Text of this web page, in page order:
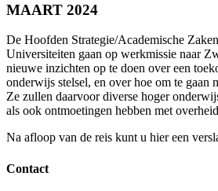
MAART 2024
De Hoofden Strategie/Academische
Universiteiten gaan op werkmissie naar
nieuwe inzichten op te doen over een
onderwijs stelsel, en over hoe om te gaan
Ze zullen daarvoor diverse hoger
als ook ontmoetingen hebben met
Na afloop van de reis kunt u hier een
Contact